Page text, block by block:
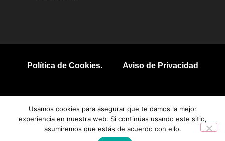
Política de Cookies. Aviso de Privacidad
Usamos cookies para asegurar que te damos la mejor
experiencia en nuestra web. Si continúas usando este sitio,
asumiremos que estás de acuerdo con ello.